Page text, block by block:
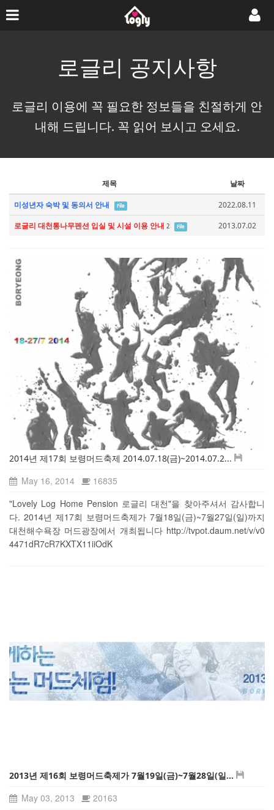
로글리 공지사항
로글리 이용에 꼭 필요한 정보들을 친절하게 안
내해 드립니다. 꼭 읽어 보시고 오세요.
제목 날짜
미성년자 숙박 및 동의서 안내 File
2022.08.11
로글리 대천통나무펜션 입실 및 시설 이용 안내 2 File 2013.07.02
2014년 제17회 보령머드축제 2014.07.18(금)~2014.07.2...
May 16, 2014
16835
"Lovely Log Home Pension 로글리 대천"을 찾아주셔서 감사합니
다. 2014년 제17회 보령머드축제가 7월18일(금)~7월27일(일)까지
대천해수욕장 머드광장에서 개최됩니다 http://tvpot.daum.net/v/v0
4471dR7cR7KXTX11iiOdK
2013년 제16회 보령머드축제가 7월19일(금)~7월28일(일...
May 03, 2013
20163